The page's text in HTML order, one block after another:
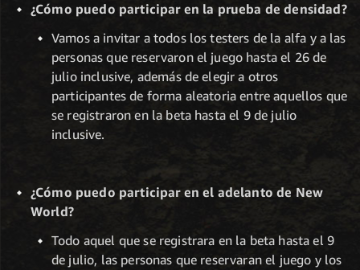
¿Cómo puedo participar en la prueba de densidad?
Vamos a invitar a todos los testers de la alfa y a las
personas que reservaron el juego hasta el 26 de
julio inclusive, además de elegir a otros
participantes de forma aleatoria entre aquellos que
se registraron en la beta hasta el 9 de julio
inclusive.
¿Cómo puedo participar en el adelanto de New
World?
Todo aquel que se registrara en la beta hasta el 9
de julio, las personas que reservaran el juego y los